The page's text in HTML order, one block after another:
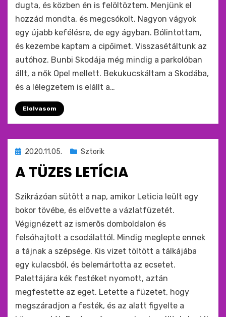
dugta, és közben én is felöltöztem. Menjünk el
hozzád mondta, és megcsókolt. Nagyon vágyok
egy újabb kefélésre, de egy ágyban. Bólintottam,
és kezembe kaptam a cipőimet. Visszasétáltunk az
autóhoz. Bunbi Skodája még mindig a parkolóban
állt, a nők Opel mellett. Bekukucskáltam a Skodába,
és a lélegzetem is elállt a…
Elolvasom
Beküldve
:
2020.11.05. Sztorik
A TÜZES LETÍCIA
by monkey
Szikrázóan sütött a nap, amikor Leticia leült egy
bokor tövébe, és elõvette a vázlatfüzetét.
Végignézett az ismerõs domboldalon és
felsóhajtott a csodálattól. Mindig meglepte ennek
a tájnak a szépsége. Kis vizet töltött a tálkájába
egy kulacsból, és belemártotta az ecsetet.
Palettájára kék festéket nyomott, aztán
megfestette az eget. Letette a füzetet, hogy
megszáradjon a festék, és az alatt figyelte a